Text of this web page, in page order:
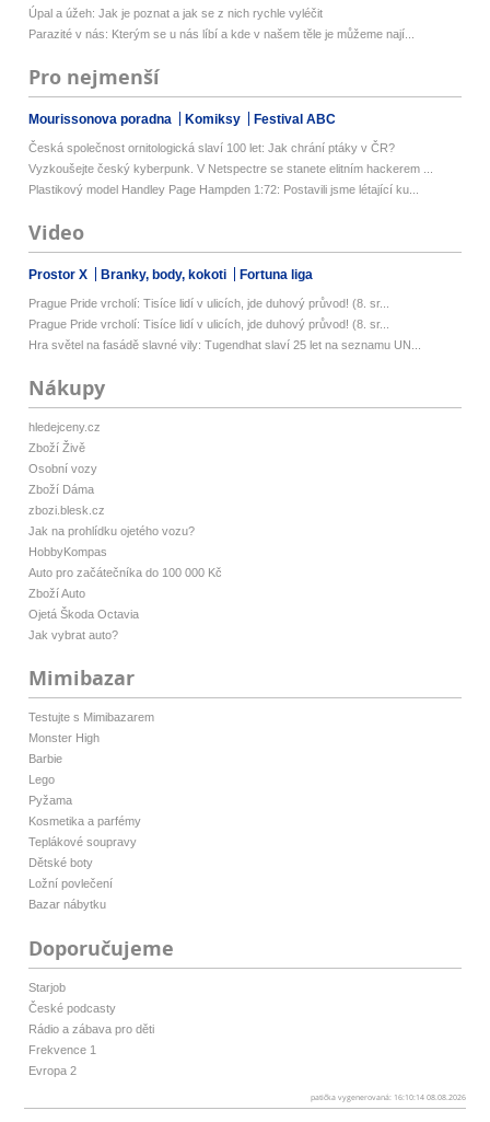
Úpal a úžeh: Jak je poznat a jak se z nich rychle vyléčit
Parazité v nás: Kterým se u nás líbí a kde v našem těle je můžeme nají...
Pro nejmenší
Mourissonova poradna Komiksy Festival ABC
Česká společnost ornitologická slaví 100 let: Jak chrání ptáky v ČR?
Vyzkoušejte český kyberpunk. V Netspectre se stanete elitním hackerem ...
Plastikový model Handley Page Hampden 1:72: Postavili jsme létající ku...
Video
Prostor X Branky, body, kokoti Fortuna liga
Prague Pride vrcholí: Tisíce lidí v ulicích, jde duhový průvod! (8. sr...
Prague Pride vrcholí: Tisíce lidí v ulicích, jde duhový průvod! (8. sr...
Hra světel na fasádě slavné vily: Tugendhat slaví 25 let na seznamu UN...
Nákupy
hledejceny.cz
Zboží Živě
Osobní vozy
Zboží Dáma
zbozi.blesk.cz
Jak na prohlídku ojetého vozu?
HobbyKompas
Auto pro začátečníka do 100 000 Kč
Zboží Auto
Ojetá Škoda Octavia
Jak vybrat auto?
Mimibazar
Testujte s Mimibazarem
Monster High
Barbie
Lego
Pyžama
Kosmetika a parfémy
Teplákové soupravy
Dětské boty
Ložní povlečení
Bazar nábytku
Doporučujeme
Starjob
České podcasty
Rádio a zábava pro děti
Frekvence 1
Evropa 2
patička vygenerovaná: 16:10:14 08.08.2026